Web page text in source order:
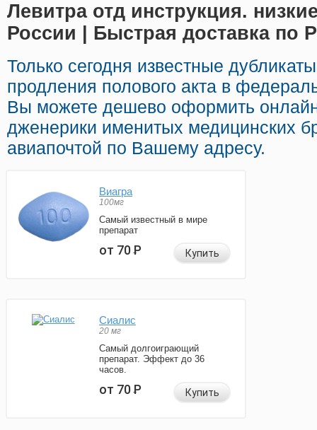
Левитра отд инструкция.
России | Быстрая доставка по
Только сегодня известные
продления полового акта в
Вы можете дешево оформить
дженерики именитых медицинских
авиапочтой по Вашему адресу.
Виагра
100мг
Самый известный в мире
препарат
от 70Р Купить
Сиалис
20 мг
Самый долгоиграющий
препарат. Эффект до 36
часов.
от 70Р Купить